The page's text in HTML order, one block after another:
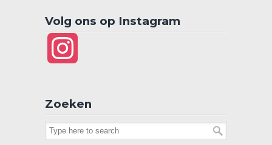
Volg ons op Instagram
Zoeken